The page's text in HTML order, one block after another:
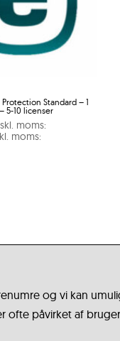
Protection Standard – 1
5-10 licenser
moms:
moms:
og vi kan
ofte påvirket af